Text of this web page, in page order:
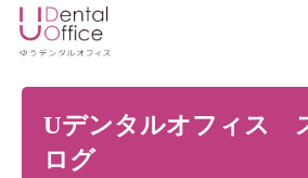
Uデンタルオフィス
ログ